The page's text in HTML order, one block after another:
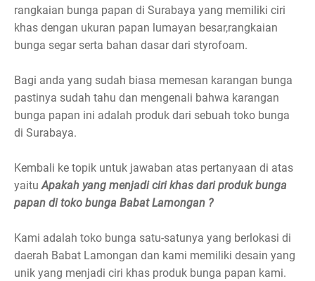
rangkaian bunga papan di Surabaya yang memiliki ciri
khas dengan ukuran papan lumayan besar,rangkaian
bunga segar serta bahan dasar dari styrofoam.
Bagi anda yang sudah biasa memesan karangan bunga
pastinya sudah tahu dan mengenali bahwa karangan
bunga papan ini adalah produk dari sebuah toko bunga
di Surabaya.
Kembali ke topik untuk jawaban atas pertanyaan di atas
yaituApakah yang menjadi ciri khas dari produk bunga
papan di toko bunga Babat Lamongan ?
Kami adalah toko bunga satu-satunya yang berlokasi di
daerah Babat Lamongan dan kami memiliki desain yang
unik yang menjadi ciri khas produk bunga papan kami.